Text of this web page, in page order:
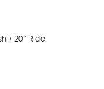
/ 20" Ride